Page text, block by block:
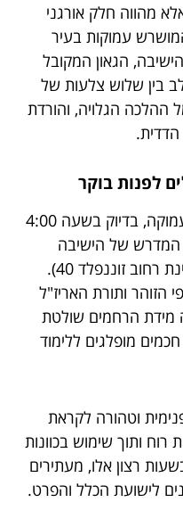
מהווה חלק אורגני
עמוקות בעיר
הגאון המקובל
בין שלוש צלעות של
ההלכה הגלויה, והורדת
לפנות בוקר
בעוד רוב העולם שקוע בשינה עמוקה, בדיוק בשעה 4:00
המדרש של הישיבה
ברחוב הבעש"ט 1 בירושלים (פינת רחוב זוננפלד 40).
ותורת האריז"ל
מידת הרחמים שולטת
מופלגים ללימוד
וטהורה לקראת
ותוך שימוש בכוונות
רצון אלו, מעתירים
לישועת הכלל והפרט.